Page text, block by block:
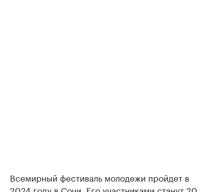
Всемирный фестиваль молодежи пройдет в